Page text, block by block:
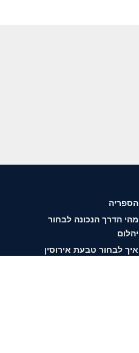
הספריה
מהי הדרך הנכונה לבחור
יהלום
איך לבחור טבעת אירוסין